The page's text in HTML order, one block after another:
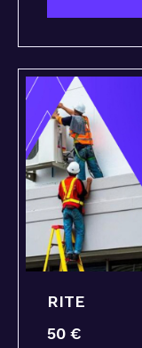
RITE
50 €